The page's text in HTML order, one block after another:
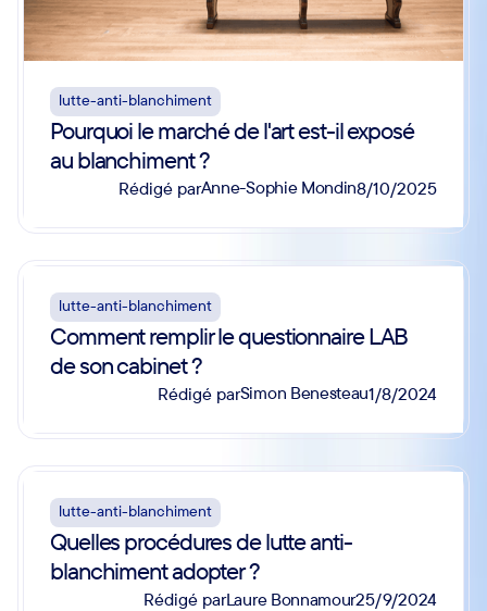
lutte-anti-blanchiment
Pourquoi le marché de l'art est-il exposé
au blanchiment ?
Rédigé parAnne-Sophie Mondin8/10/2025
lutte-anti-blanchiment
Comment remplir le questionnaire LAB
de son cabinet ?
Rédigé parSimon Benesteau1/8/2024
lutte-anti-blanchiment
Quelles procédures de lutte anti-
blanchiment adopter ?
Rédigé parLaure Bonnamour25/9/2024